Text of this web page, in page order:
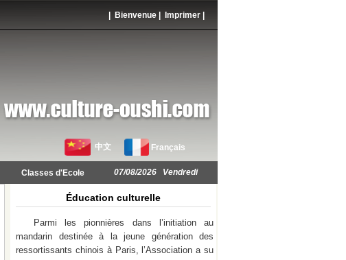
| Bienvenue | Imprimer
中文 Français
Classes d'Ecole 07/08/2026 Vendredi
Éducation culturelle
Parmi les pionnières dans l’initiation au
mandarin destinée à la jeune génération des
ressortissants chinois à Paris, l’Association a su